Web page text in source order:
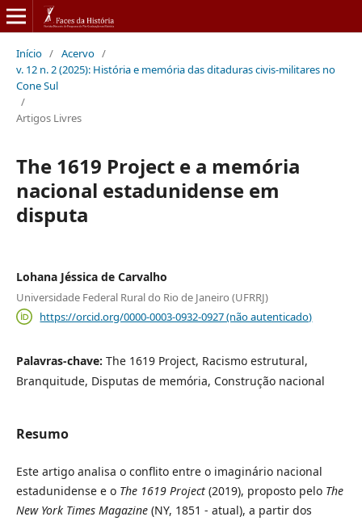
Início / Acervo /
v. 12 n. 2 (2025): História e memória das ditaduras civis-militares no
Cone Sul
/
Artigos Livres
The 1619 Project e a memória
nacional estadunidense em
disputa
Lohana Jéssica de Carvalho
Universidade Federal Rural do Rio de Janeiro (UFRRJ)
https://orcid.org/0000-0003-0932-0927 (não autenticado)
Palavras-chave: The 1619 Project, Racismo estrutural,
Branquitude, Disputas de memória, Construção nacional
Resumo
Este artigo analisa o conflito entre o imaginário nacional
estadunidense e o The 1619 Project(2019), proposto pelo The
New York Times Magazine (NY, 1851 - atual), a partir dos